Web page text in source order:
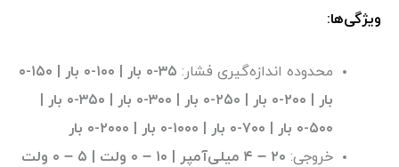
ویژگی‌ها:
محدوده اندازه‌گیری فشار:
۳۵-۰ بار | ۱۰۰-۰ بار | ۱۵۰-۰
بار | ۲۰۰-۰ بار | ۲۵۰-۰ بار | ۳۰۰-۰ بار | ۳۵۰-۰ بار |
۵۰۰-۰ بار | ۷۰۰-۰ بار | ۱۰۰۰-۰ بار | ۲۰۰۰-۰ بار
خروجی:
۲۰ – ۴ میلی‌آمپر | ۱۰ – ۰ ولت | ۵ – ۰ ولت